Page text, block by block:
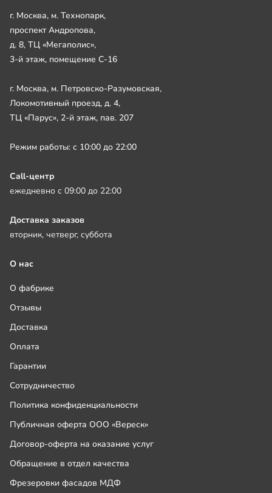
г. Москва, м. Технопарк,
проспект Андропова,
д. 8, ТЦ «Мегаполис»,
3-й этаж, помещение С-16
г. Москва, м. Петровско-Разумовская,
Локомотивный проезд, д. 4,
ТЦ «Парус», 2-й этаж, пав. 207
Режим работы: с 10:00 до 22:00
Call-центр
ежедневно с 09:00 до 22:00
Доставка заказов
вторник, четверг, суббота
О нас
О фабрике
Отзывы
Доставка
Оплата
Гарантии
Сотрудничество
Политика конфиденциальности
Публичная оферта ООО «Вереск»
Договор-оферта на оказание услуг
Обращение в отдел качества
Фрезеровки фасадов МДФ